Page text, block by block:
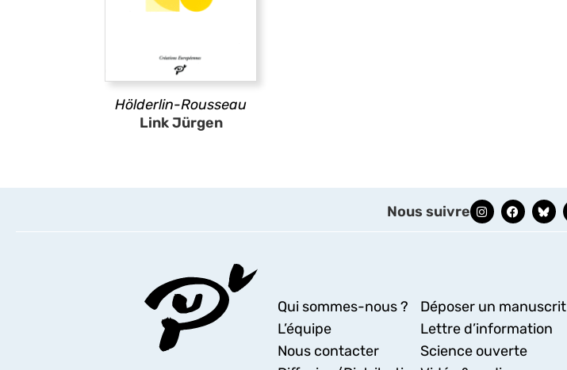
Hölderlin-Rousseau
Link Jürgen
Nous suivre
Qui sommes-nous ?
L’équipe
Nous contacter
Déposer un manuscrit
Lettre d’information
Science ouverte